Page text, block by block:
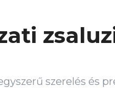
szerelés és